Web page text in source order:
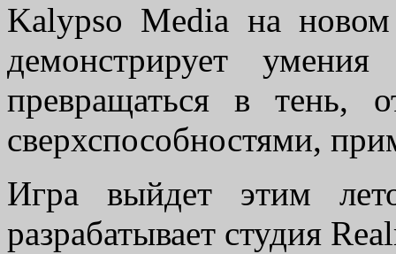
Kalypso Media на
демонстрирует
превращаться в тень,
сверхспособностями,
Игра выйдет этим
разрабатывает студия